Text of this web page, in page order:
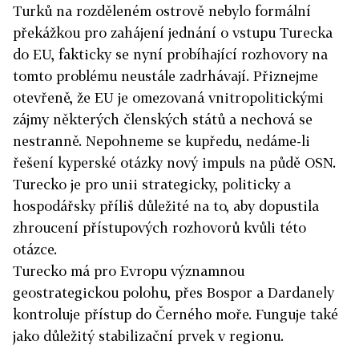
Turků na rozděleném ostrově nebylo formální
překážkou pro zahájení jednání o vstupu Turecka
do EU, fakticky se nyní probíhající rozhovory na
tomto problému neustále zadrhávají. Přiznejme
otevřeně, že EU je omezovaná vnitropolitickými
zájmy některých členských států a nechová se
nestranně. Nepohneme se kupředu, nedáme-li
řešení kyperské otázky nový impuls na půdě OSN.
Turecko je pro unii strategicky, politicky a
hospodářsky příliš důležité na to, aby dopustila
zhroucení přístupových rozhovorů kvůli této
otázce.
Turecko má pro Evropu významnou
geostrategickou polohu, přes Bospor a Dardanely
kontroluje přístup do Černého moře. Funguje také
jako důležitý stabilizační prvek v regionu.